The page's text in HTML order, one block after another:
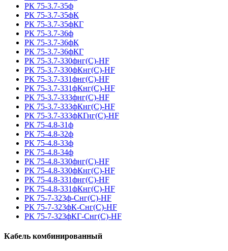
РК 75-3.7-35ф
РК 75-3.7-35фК
РК 75-3.7-35фКГ
РК 75-3.7-36ф
РК 75-3.7-36фК
РК 75-3.7-36фКГ
РК 75-3.7-330фнг(С)-HF
РК 75-3.7-330фКнг(С)-HF
РК 75-3.7-331фнг(С)-HF
РК 75-3.7-331фКнг(С)-HF
РК 75-3.7-333фнг(С)-HF
РК 75-3.7-333фКнг(С)-HF
РК 75-3.7-333фКГнг(С)-HF
РК 75-4.8-31ф
РК 75-4.8-32ф
РК 75-4.8-33ф
РК 75-4.8-34ф
РК 75-4.8-330фнг(С)-HF
РК 75-4.8-330фКнг(С)-HF
РК 75-4.8-331фнг(С)-HF
РК 75-4.8-331фКнг(С)-HF
РК 75-7-323ф-Снг(С)-HF
РК 75-7-323фК-Снг(С)-HF
РК 75-7-323фКГ-Снг(С)-HF
Кабель комбинированный